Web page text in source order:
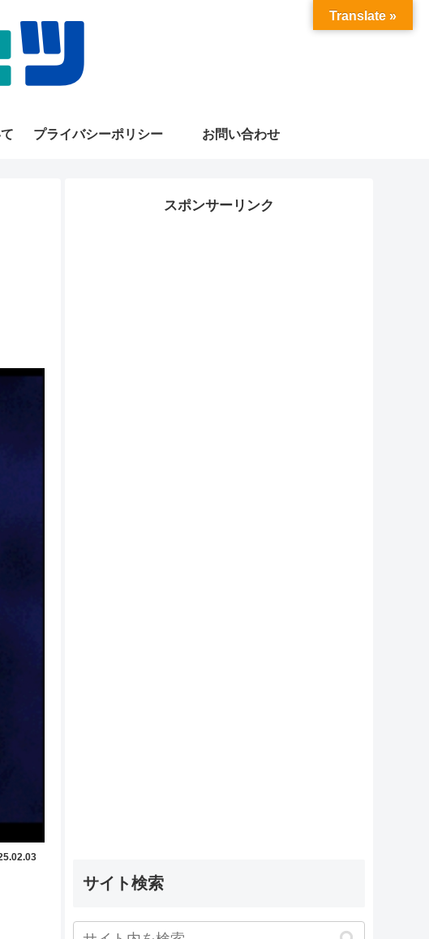
プライバシーポリシー お問い合わせ
スポンサーリンク
サイト検索
Translate »